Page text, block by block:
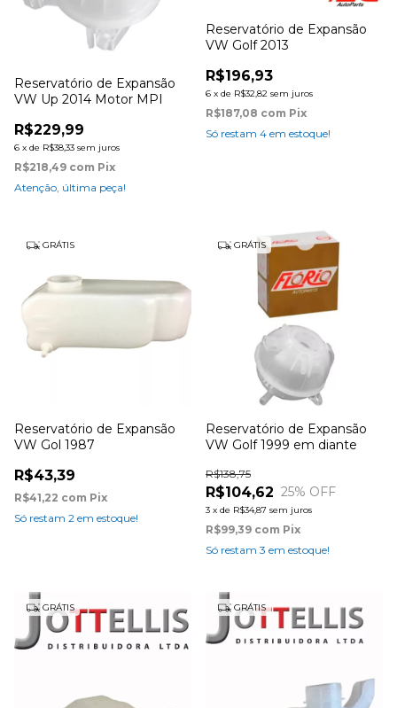
Reservatório de Expansão
VW Up 2014 Motor MPI
R$229,99
6 x de R$38,33 sem juros
R$218,49 com Pix
Atenção, última peça!
Reservatório de Expansão
VW Golf 2013
R$196,93
6 x de R$32,82 sem juros
R$187,08 com Pix
Só restam 4 em estoque!
GRÁTIS
Reservatório de Expansão
VW Gol 1987
R$43,39
R$41,22 com Pix
Só restam 2 em estoque!
GRÁTIS
Reservatório de Expansão
VW Golf 1999 em diante
R$104,62
R$138,75
25% OFF
3 x de R$34,87 sem juros
R$99,39 com Pix
Só restam 3 em estoque!
GRÁTIS GRÁTIS